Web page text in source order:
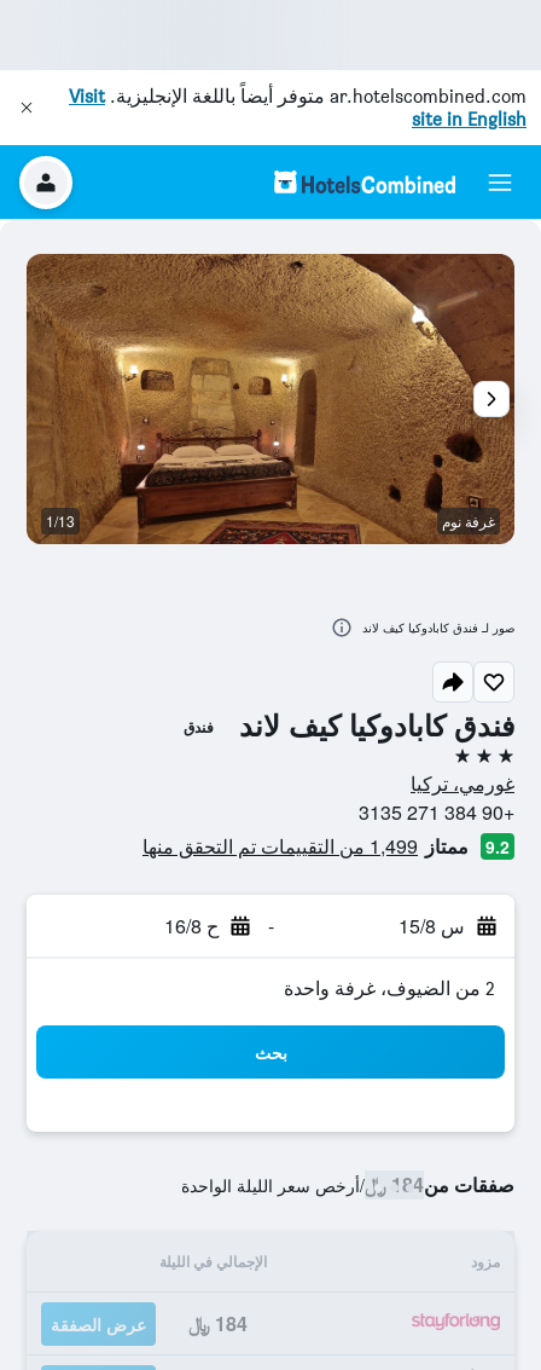
ar.hotelscombined.com متوفر أيضاً باللغة الإنجليزية.Visit
site in English
فندق كابادوكيا كيف لاند فندق
3 نجوم
غورمي، تركيا
+90 384 271 3135
9.2 ممتاز 1,499 من التقييمات تم التحقق منها
س 15/8 - ح 16/8
2 من الضيوف، غرفة واحدة
بحث
صفقات من184 ﷼ /أرخص سعر الليلة الواحدة
مزود الإجمالي في الليلة
184 ﷼ عرض الصفقة
غرفة نوم 1/13
صور لـ فندق كابادوكيا كيف لاند